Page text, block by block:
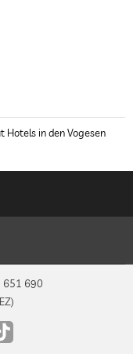
Hotels in den Vogesen
651 690